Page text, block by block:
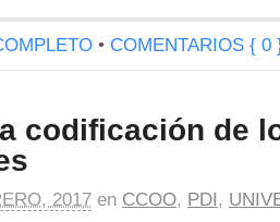
• COMENTARIOS { 0
codificación de
2017 en CCOO, PDI ,